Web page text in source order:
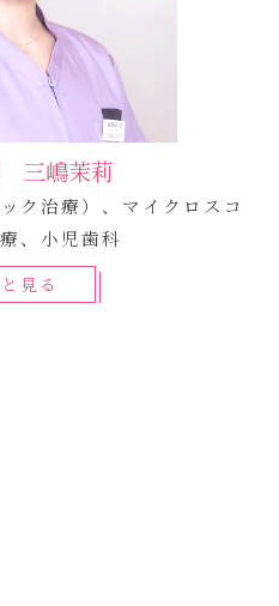
三嶋茉莉
ク治療）、マイクロスコ
、小児歯科
見る